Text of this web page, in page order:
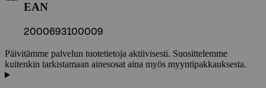
EAN
2000693100009
Päivitämme palvelun tuotetietoja aktiivisesti. Suosittelemme
kuitenkin tarkistamaan ainesosat aina myös myyntipakkauksesta.